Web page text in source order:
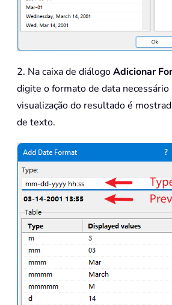
2. Na caixa de diálogoAdicionar
digite o formato de data necessário
visualização do resultado é
de texto.